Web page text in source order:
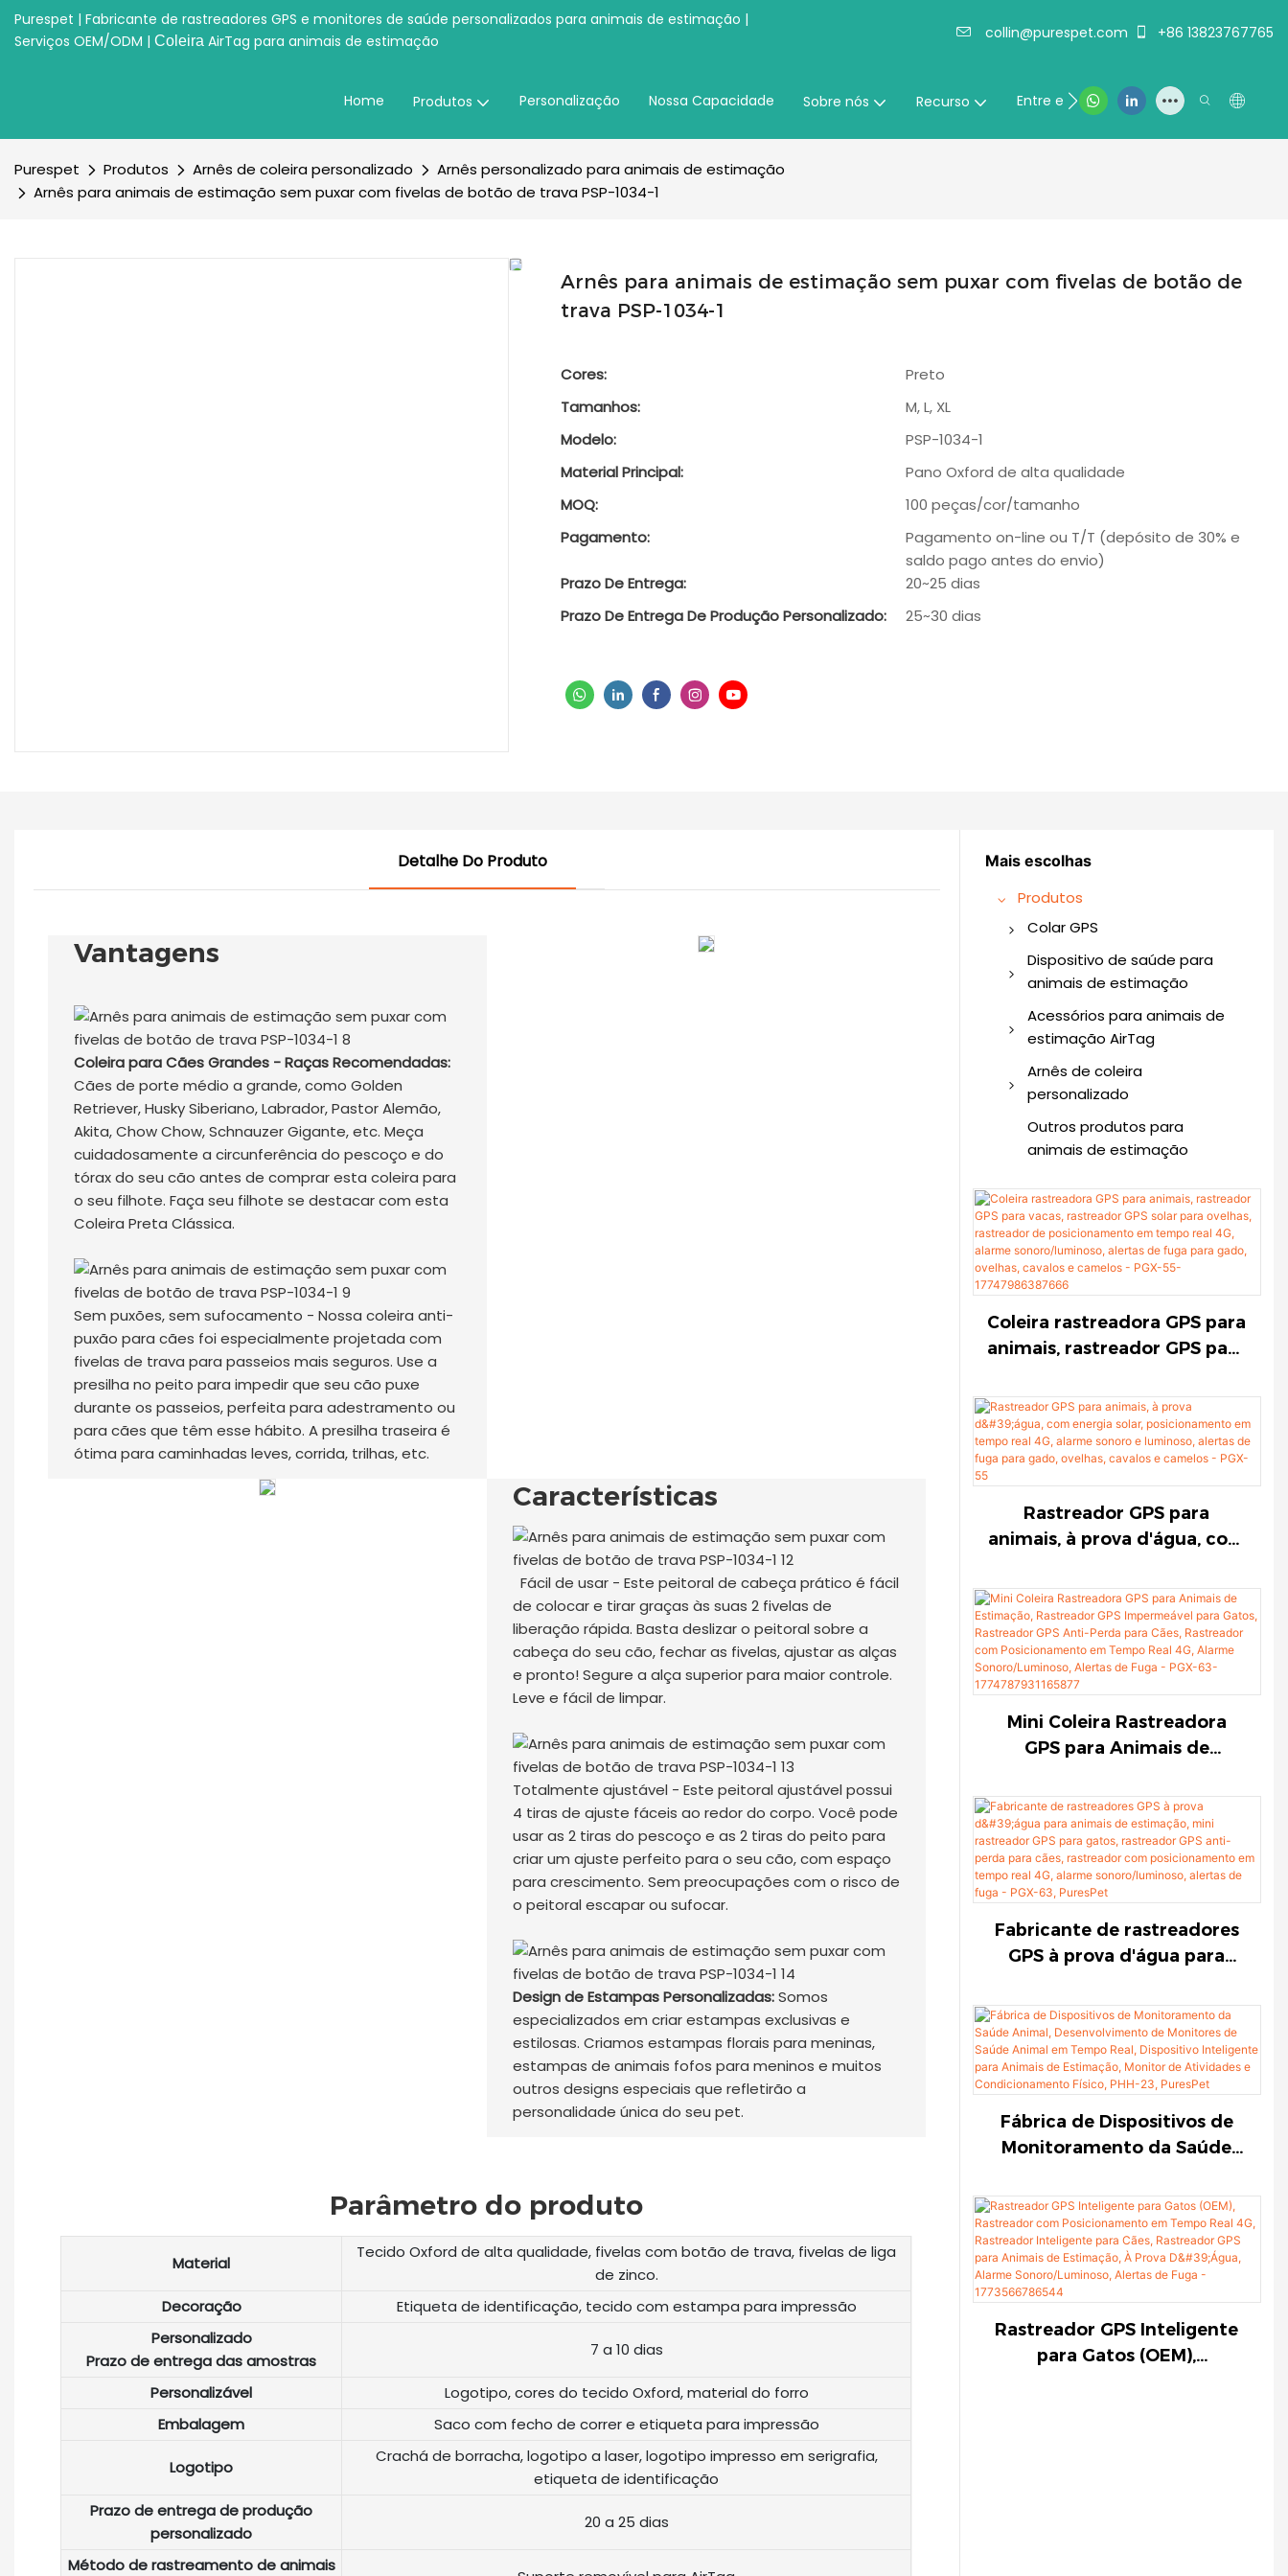
Purespet | Fabricante de rastreadores GPS e monitores de saúde personalizados para animais de estimação |
Serviços OEM/ODM | Coleira AirTag para animais de estimação collin@purespet.com +86 13823767765
Home Produtos Personalização Nossa Capacidade Sobre nós Recurso Entre em contato conosco
Purespet Produtos Arnês de coleira personalizado
Arnês personalizado para animais de estimação
Arnês para animais de estimação sem puxar com fivelas de botão de trava PSP-1034-1
Arnês para animais de estimação sem puxar com fivelas de botão de
trava PSP-1034-1
Cores:
Preto
Tamanhos:
M, L, XL
Modelo:
PSP-1034-1
Material Principal:
Pano Oxford de alta qualidade
MOQ:
100 peças/cor/tamanho
Pagamento:
Pagamento on-line ou T/T (depósito de 30% e
saldo pago antes do envio)
Prazo De Entrega:
20~25 dias
Prazo De Entrega De Produção Personalizado:
25~30 dias
Mais escolhas
Produtos
Colar GPS
Coleira GPS para cães
Rastreador GPS
Dispositivo de saúde para
animais de estimação
Monitor Inteligente de
Saúde para Animais de
Acessórios para animais de
estimação AirTag
Coleira de cachorro
AirTag
Coleira para gato AirTag
Coleira AirTag para
Suporte para cães
AirTag
AirTag para animais de
estimação
Arnês de coleira
personalizado
Coleira personalizada
para animais de
Arnês personalizado
para animais de
estimação
Trela ​​personalizada para
Outros produtos para
animais de estimação
Coleira rastreadora GPS para
animais, rastreador GPS para
para ovelhas, rastreador de
posicionamento em tempo
real 4G, alarme
fuga para gado, ovelhas,
cavalos e camelos - PGX-55-
17747986387666
Rastreador GPS para
animais, à prova d'água, com
posicionamento em tempo
real 4G, alarme sonoro e
luminoso, alertas de fuga
para gado, ovelhas, cavalos e
camelos - PGX-55
Mini Coleira Rastreadora
GPS para Animais de
Impermeável para Gatos,
Rastreador GPS Anti-Perda
para Cães, Rastreador com
Posicionamento em Tempo
Real 4G, Alarme
Sonoro/Luminoso, Alertas de
Fuga - PGX-63-
Fabricante de rastreadores
GPS à prova d'água para
rastreador GPS para gatos,
rastreador GPS anti-perda
para cães, rastreador com
posicionamento em tempo
real 4G, alarme
sonoro/luminoso, alertas de
Fábrica de Dispositivos de
Monitoramento da Saúde
Monitores de Saúde Animal
em Tempo Real, Dispositivo
Inteligente para Animais de
Estimação, Monitor de
Atividades e
Condicionamento Físico,
PHH-23, PuresPet
Rastreador GPS Inteligente
para Gatos (OEM),
Detalhe Do Produto
Vantagens
Coleira para Cães Grandes - Raças Recomendadas:
Cães de porte médio a grande, como Golden
Retriever, Husky Siberiano, Labrador, Pastor Alemão,
Akita, Chow Chow, Schnauzer Gigante, etc. Meça
cuidadosamente a circunferência do pescoço e do
tórax do seu cão antes de comprar esta coleira para
o seu filhote. Faça seu filhote se destacar com esta
Coleira Preta Clássica.
Sem puxões, sem sufocamento - Nossa coleira anti-
puxão para cães foi especialmente projetada com
fivelas de trava para passeios mais seguros. Use a
presilha no peito para impedir que seu cão puxe
durante os passeios, perfeita para adestramento ou
para cães que têm esse hábito. A presilha traseira é
ótima para caminhadas leves, corrida, trilhas, etc.
Características
Fácil de usar - Este peitoral de cabeça prático é fácil
de colocar e tirar graças às suas 2 fivelas de
liberação rápida. Basta deslizar o peitoral sobre a
cabeça do seu cão, fechar as fivelas, ajustar as alças
e pronto! Segure a alça superior para maior controle.
Leve e fácil de limpar.
Totalmente ajustável - Este peitoral ajustável possui
4 tiras de ajuste fáceis ao redor do corpo. Você pode
usar as 2 tiras do pescoço e as 2 tiras do peito para
criar um ajuste perfeito para o seu cão, com espaço
para crescimento. Sem preocupações com o risco de
o peitoral escapar ou sufocar.
Design de Estampas Personalizadas:Somos
especializados em criar estampas exclusivas e
estilosas. Criamos estampas florais para meninas,
estampas de animais fofos para meninos e muitos
outros designs especiais que refletirão a
personalidade única do seu pet.
Parâmetro do produto
Material
Tecido Oxford de alta qualidade, fivelas com botão de trava, fivelas de liga
de zinco.
Decoração
Etiqueta de identificação, tecido com estampa para impressão
Personalizado
Prazo de entrega das amostras
7 a 10 dias
Personalizável
Logotipo, cores do tecido Oxford, material do forro
Embalagem
Saco com fecho de correr e etiqueta para impressão
Logotipo
Crachá de borracha, logotipo a laser, logotipo impresso em serigrafia,
etiqueta de identificação
Prazo de entrega de produção
personalizado
20 a 25 dias
Método de rastreamento de animais